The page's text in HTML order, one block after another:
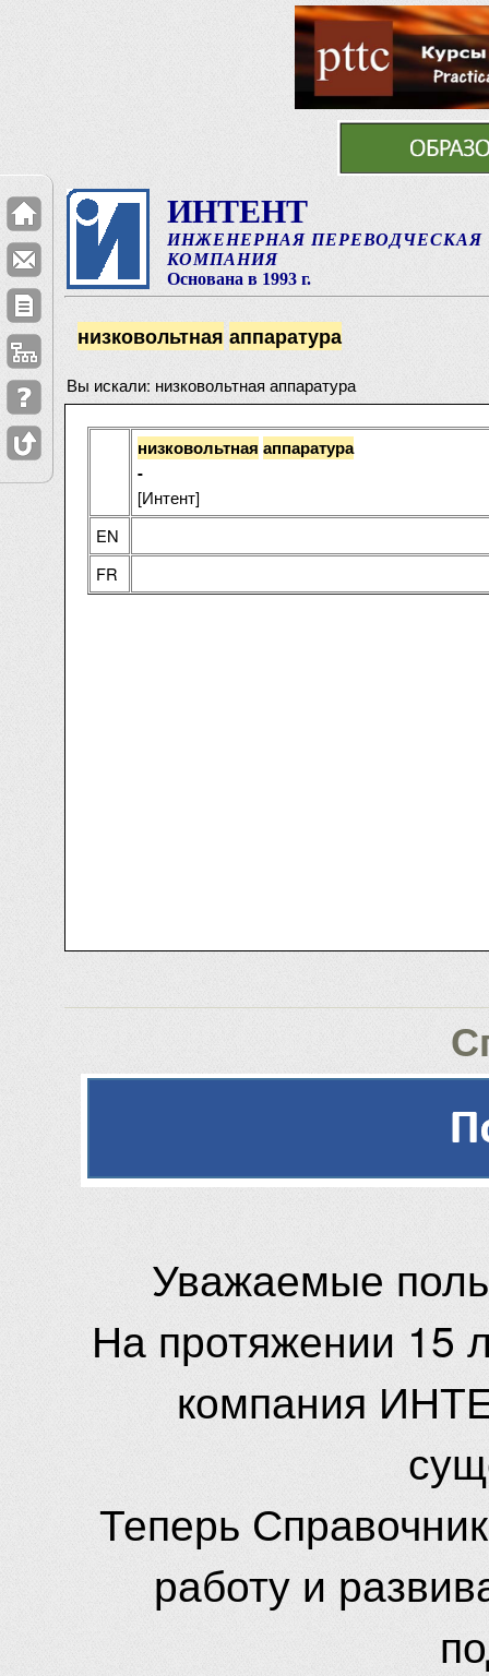
ИНТЕНТ
ИНЖЕНЕРНАЯ ПЕРЕВОДЧЕСКАЯ
КОМПАНИЯ
Основана в 1993 г.
низковольтная аппаратура
Вы искали: низковольтная аппаратура
низковольтная аппаратура
-
[Интент]
EN
FR
Уважаемые
На протяжении 15
компания
Теперь
работу и